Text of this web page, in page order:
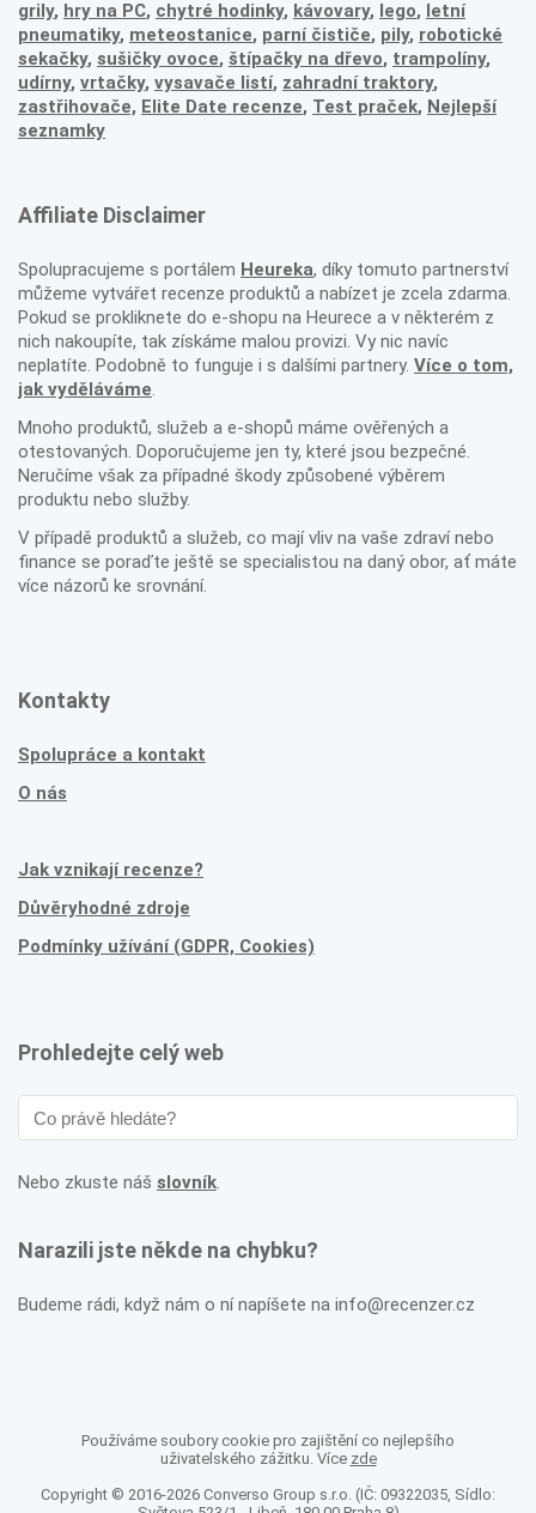
grily, hry na PC, chytré hodinky, kávovary, lego, letní
pneumatiky, meteostanice, parní čističe, pily, robotické
sekačky, sušičky ovoce, štípačky na dřevo, trampolíny,
udírny, vrtačky, vysavače listí, zahradní traktory,
zastřihovače, Elite Date recenze, Test praček, Nejlepší
seznamky
Affiliate Disclaimer
Spolupracujeme s portálem Heureka, díky tomuto partnerství
můžeme vytvářet recenze produktů a nabízet je zcela zdarma.
Pokud se prokliknete do e-shopu na Heurece a v některém z
nich nakoupíte, tak získáme malou provizi. Vy nic navíc
neplatíte. Podobně to funguje i s dalšími partnery. Více o tom,
jak vyděláváme.
Mnoho produktů, služeb a e-shopů máme ověřených a
otestovaných. Doporučujeme jen ty, které jsou bezpečné.
Neručíme však za případné škody způsobené výběrem
produktu nebo služby.
V případě produktů a služeb, co mají vliv na vaše zdraví nebo
finance se poraďte ještě se specialistou na daný obor, ať máte
více názorů ke srovnání.
Kontakty
Spolupráce a kontakt
O nás
Jak vznikají recenze?
Důvěryhodné zdroje
Podmínky užívání (GDPR, Cookies)
Prohledejte celý web
Nebo zkuste náš slovník.
Narazili jste někde na chybku?
Budeme rádi, když nám o ní napíšete na info@recenzer.cz
Používáme soubory cookie pro zajištění co nejlepšího
uživatelského zážitku. Více zde
Copyright © 2016-2026 Converso Group s.r.o. (IČ: 09322035, Sídlo: